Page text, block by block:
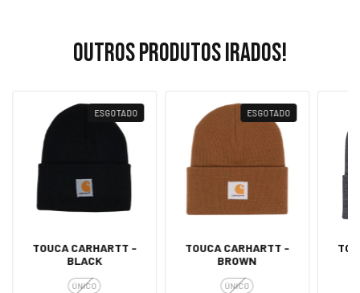
Outros produtos irados!
ESGOTADO
TOUCA CARHARTT -
BLACK
ÚNICO
ESGOTADO
TOUCA CARHARTT -
BROWN
ÚNICO